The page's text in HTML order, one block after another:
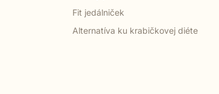
Fit jedálniček
Alternatíva ku krabičkovej diéte